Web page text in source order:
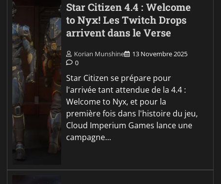
Star Citizen 4.4 : Welcome
to Nyx! Les Twitch Drops
arrivent dans le Verse
Korian Munshine
13 Novembre 2025
0
Star Citizen se prépare pour
l'arrivée tant attendue de la 4.4 :
Welcome to Nyx, et pour la
première fois dans l'histoire du jeu,
Cloud Imperium Games lance une
campagne…